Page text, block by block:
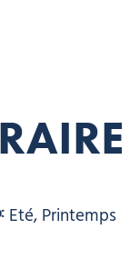
Eté, Printemps